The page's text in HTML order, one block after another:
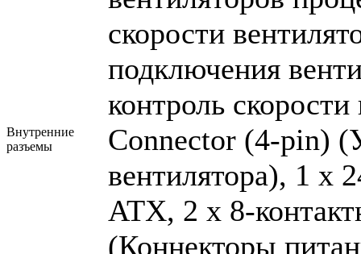
Внутренние
разъемы
скорости
подключения
контроль
Connector (4-pin)
вентилятора), 1 x
ATX, 2 x 8-
(Коннекторы